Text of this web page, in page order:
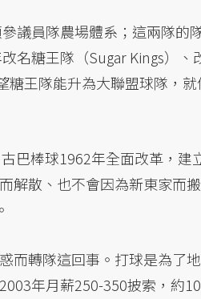
議員隊農場體系；這兩隊的
名糖王隊（Sugar Kings）、
糖王隊能升為大聯盟球隊，就
巴棒球1962年全面改革，建
解散、也不會因為新東家而搬
而轉隊這回事。打球是為了地
年月薪250-350披索，約